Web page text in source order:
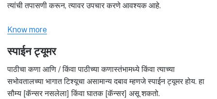
त्यांची तपासणी करून, त्यावर उपचार करणे आवश्यक आहे.
Know more
स्पाईन ट्यूमर
पाठीचा कणा आणि / किंवा पाठीच्या कणास्तंभामध्ये किंवा त्याच्या
सभोवतालच्या भागात टिश्यूचा असामान्य दबाव म्हणजे स्पाईन ट्यूमर होय. हा
सौम्य [कॅन्सर नसलेला] किंवा घातक [कॅन्सर] असू शकतो.